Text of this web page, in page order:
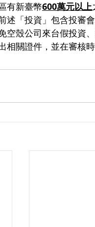
有新臺幣600萬元以上
述「投資」包含投審會
空殼公司來台假投資
相關證件，並在審核